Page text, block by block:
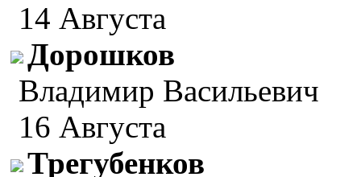
14 Августа
Дорошков
Владимир Васильевич
16 Августа
Трегубенков